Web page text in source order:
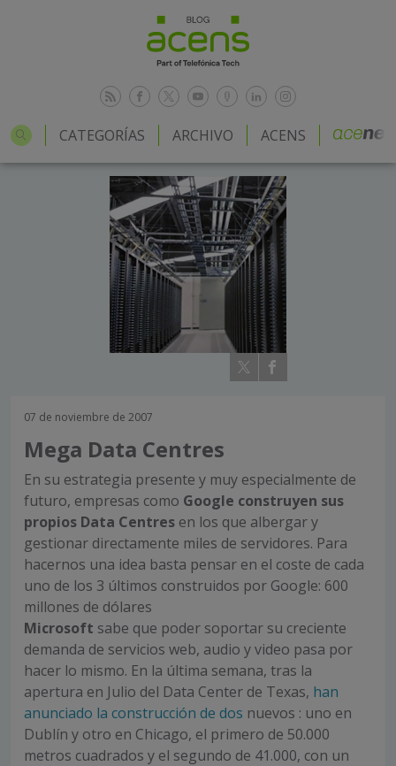
CATEGORÍAS ARCHIVO ACENS
07 de noviembre de 2007
Mega Data Centres
En su estrategia presente y muy especialmente de
futuro, empresas como Google construyen sus
propios Data Centres en los que albergar y
gestionar directamente miles de servidores. Para
hacernos una idea basta pensar en el coste de cada
uno de los 3 últimos construidos por Google: 600
millones de dólares
Microsoft sabe que poder soportar su creciente
demanda de servicios web, audio y video pasa por
hacer lo mismo. En la última semana, tras la
apertura en Julio del Data Center de Texas, han
anunciado la construcción de dos nuevos : uno en
Dublín y otro en Chicago, el primero de 50.000
metros cuadrados y el segundo de 41.000, con un